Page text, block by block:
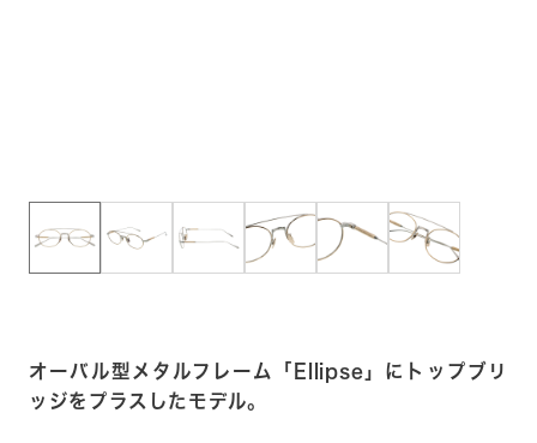
オーバル型メタルフレーム「Ellipse」にトップブリ
ッジをプラスしたモデル。